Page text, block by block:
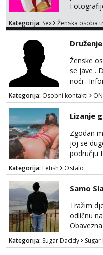
stanu;
poslije
NE
Kategorija: Sex Ženska osoba
Druženje
Ženske
se jave .
noći .
mobitela.
Kategorija: Osobni kontakti ON
Lizanje
Zgodan
joj se
području
Kategorija: Fetish Ostalo
Samo
Tražim
odličnu
danima
Kategorija: Sugar Daddy